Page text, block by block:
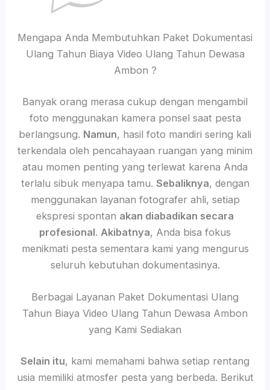
Mengapa Anda Membutuhkan Paket Dokumentasi
Ulang Tahun Biaya Video Ulang Tahun Dewasa
Ambon ?
Banyak orang merasa cukup dengan mengambil
foto menggunakan kamera ponsel saat pesta
berlangsung. Namun, hasil foto mandiri sering kali
terkendala oleh pencahayaan ruangan yang minim
atau momen penting yang terlewat karena Anda
terlalu sibuk menyapa tamu. Sebaliknya, dengan
menggunakan layanan fotografer ahli, setiap
ekspresi spontan akan diabadikan secara
profesional. Akibatnya, Anda bisa fokus
menikmati pesta sementara kami yang mengurus
seluruh kebutuhan dokumentasinya.
Berbagai Layanan Paket Dokumentasi Ulang
Tahun Biaya Video Ulang Tahun Dewasa Ambon
yang Kami Sediakan
Selain itu, kami memahami bahwa setiap rentang
usia memiliki atmosfer pesta yang berbeda. Berikut